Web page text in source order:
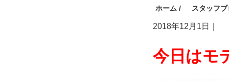
ホーム / スタッフ
2018年12月1日
今日はモ